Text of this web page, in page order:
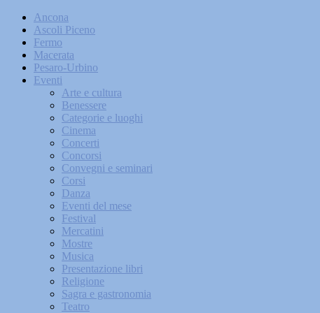
Ancona
Ascoli Piceno
Fermo
Macerata
Pesaro-Urbino
Eventi
Arte e cultura
Benessere
Categorie e luoghi
Cinema
Concerti
Concorsi
Convegni e seminari
Corsi
Danza
Eventi del mese
Festival
Mercatini
Mostre
Musica
Presentazione libri
Religione
Sagra e gastronomia
Teatro